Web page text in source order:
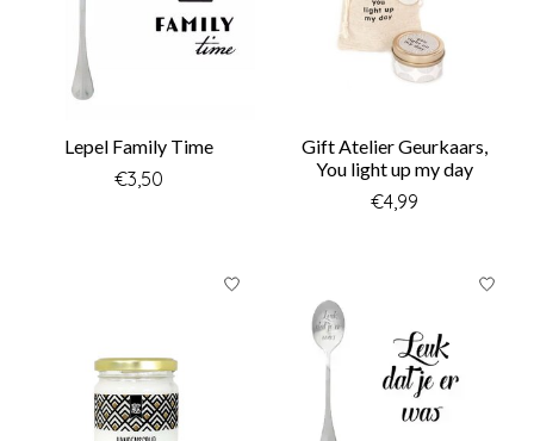
Lepel Family Time
€3,50
Gift Atelier Geurkaars,
You light up my day
€4,99